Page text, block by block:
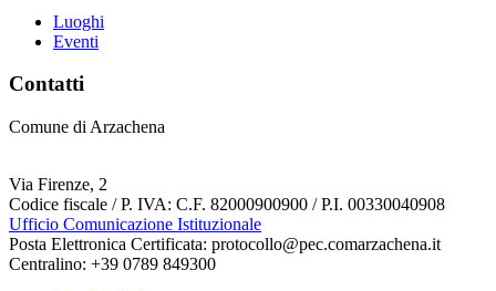
Luoghi
Eventi
Contatti
Comune di Arzachena
Via Firenze, 2
Codice fiscale / P. IVA: C.F. 82000900900 / P.I. 00330040908
Ufficio Comunicazione Istituzionale
Posta Elettronica Certificata: protocollo@pec.comarzachena.it
Centralino: +39 0789 849300